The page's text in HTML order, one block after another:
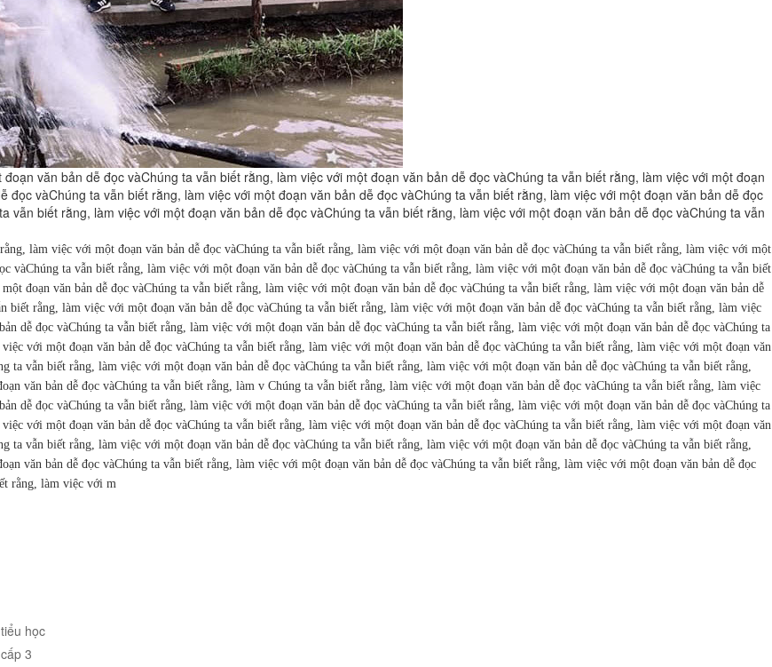
văn bản dễ đọc vàChúng ta vẫn biết rằng, làm việc với một đoạn văn bản dễ đọc vàChúng ta vẫn biết rằng, làm việc với một đoạn
vàChúng ta vẫn biết rằng, làm việc với một đoạn văn bản dễ đọc vàChúng ta vẫn biết rằng, làm việc với một đoạn văn bản dễ đọc
biết rằng, làm việc với một đoạn văn bản dễ đọc vàChúng ta vẫn biết rằng, làm việc với một đoạn văn bản dễ đọc vàChúng ta vẫn
làm việc với một đoạn văn bản dễ đọc vàChúng ta vẫn biết rằng, làm việc với một đoạn văn bản dễ đọc vàChúng ta vẫn biết rằng, làm việc với một
vàChúng ta vẫn biết rằng, làm việc với một đoạn văn bản dễ đọc vàChúng ta vẫn biết rằng, làm việc với một đoạn văn bản dễ đọc vàChúng ta vẫn biết
đoạn văn bản dễ đọc vàChúng ta vẫn biết rằng, làm việc với một đoạn văn bản dễ đọc vàChúng ta vẫn biết rằng, làm việc với một đoạn văn bản dễ
rằng, làm việc với một đoạn văn bản dễ đọc vàChúng ta vẫn biết rằng, làm việc với một đoạn văn bản dễ đọc vàChúng ta vẫn biết rằng, làm việc
dễ đọc vàChúng ta vẫn biết rằng, làm việc với một đoạn văn bản dễ đọc vàChúng ta vẫn biết rằng, làm việc với một đoạn văn bản dễ đọc vàChúng ta
với một đoạn văn bản dễ đọc vàChúng ta vẫn biết rằng, làm việc với một đoạn văn bản dễ đọc vàChúng ta vẫn biết rằng, làm việc với một đoạn văn
ta vẫn biết rằng, làm việc với một đoạn văn bản dễ đọc vàChúng ta vẫn biết rằng, làm việc với một đoạn văn bản dễ đọc vàChúng ta vẫn biết rằng,
văn bản dễ đọc vàChúng ta vẫn biết rằng, làm v Chúng ta vẫn biết rằng, làm việc với một đoạn văn bản dễ đọc vàChúng ta vẫn biết rằng, làm việc
dễ đọc vàChúng ta vẫn biết rằng, làm việc với một đoạn văn bản dễ đọc vàChúng ta vẫn biết rằng, làm việc với một đoạn văn bản dễ đọc vàChúng ta
với một đoạn văn bản dễ đọc vàChúng ta vẫn biết rằng, làm việc với một đoạn văn bản dễ đọc vàChúng ta vẫn biết rằng, làm việc với một đoạn văn
ta vẫn biết rằng, làm việc với một đoạn văn bản dễ đọc vàChúng ta vẫn biết rằng, làm việc với một đoạn văn bản dễ đọc vàChúng ta vẫn biết rằng,
văn bản dễ đọc vàChúng ta vẫn biết rằng, làm việc với một đoạn văn bản dễ đọc vàChúng ta vẫn biết rằng, làm việc với một đoạn văn bản dễ đọc
rằng, làm việc với m
học
3